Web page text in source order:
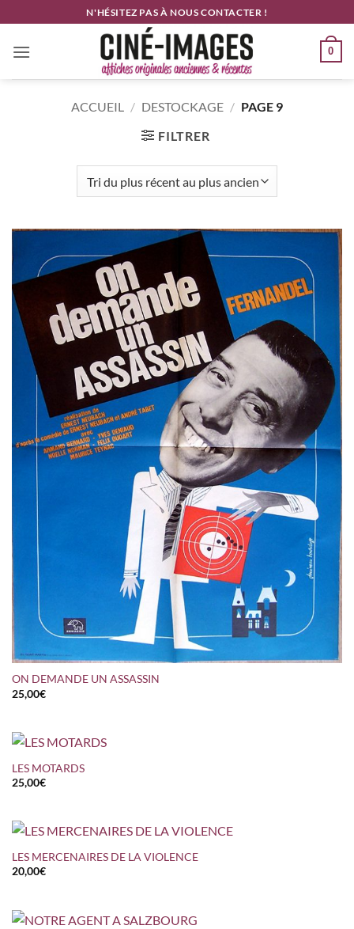
au
contenu
N'HÉSITEZ PAS À NOUS CONTACTER !
0
ACCUEIL / DESTOCKAGE / PAGE 9
FILTRER
ON DEMANDE UN ASSASSIN
25,00€
LES MOTARDS
25,00€
LES MERCENAIRES DE LA VIOLENCE
20,00€